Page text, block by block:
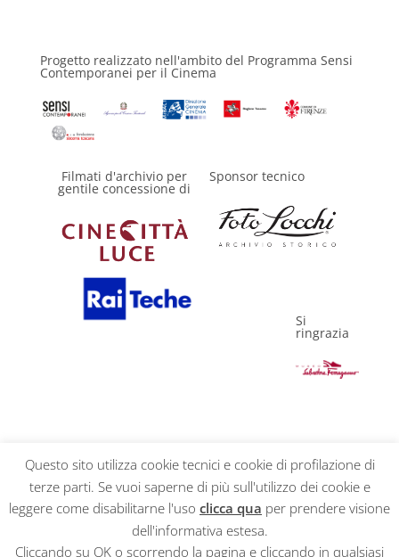
Progetto realizzato nell'ambito del Programma Sensi
Contemporanei per il Cinema
Filmati d'archivio per
gentile concessione di
Sponsor tecnico
Si
ringrazia
Privacy Policy
Questo sito utilizza cookie tecnici e cookie di profilazione di
terze parti. Se vuoi saperne di più sull'utilizzo dei cookie e
leggere come disabilitarne l'uso clicca qua per prendere visione
dell'informativa estesa.
Cliccando su OK o scorrendo la pagina e cliccando in qualsiasi